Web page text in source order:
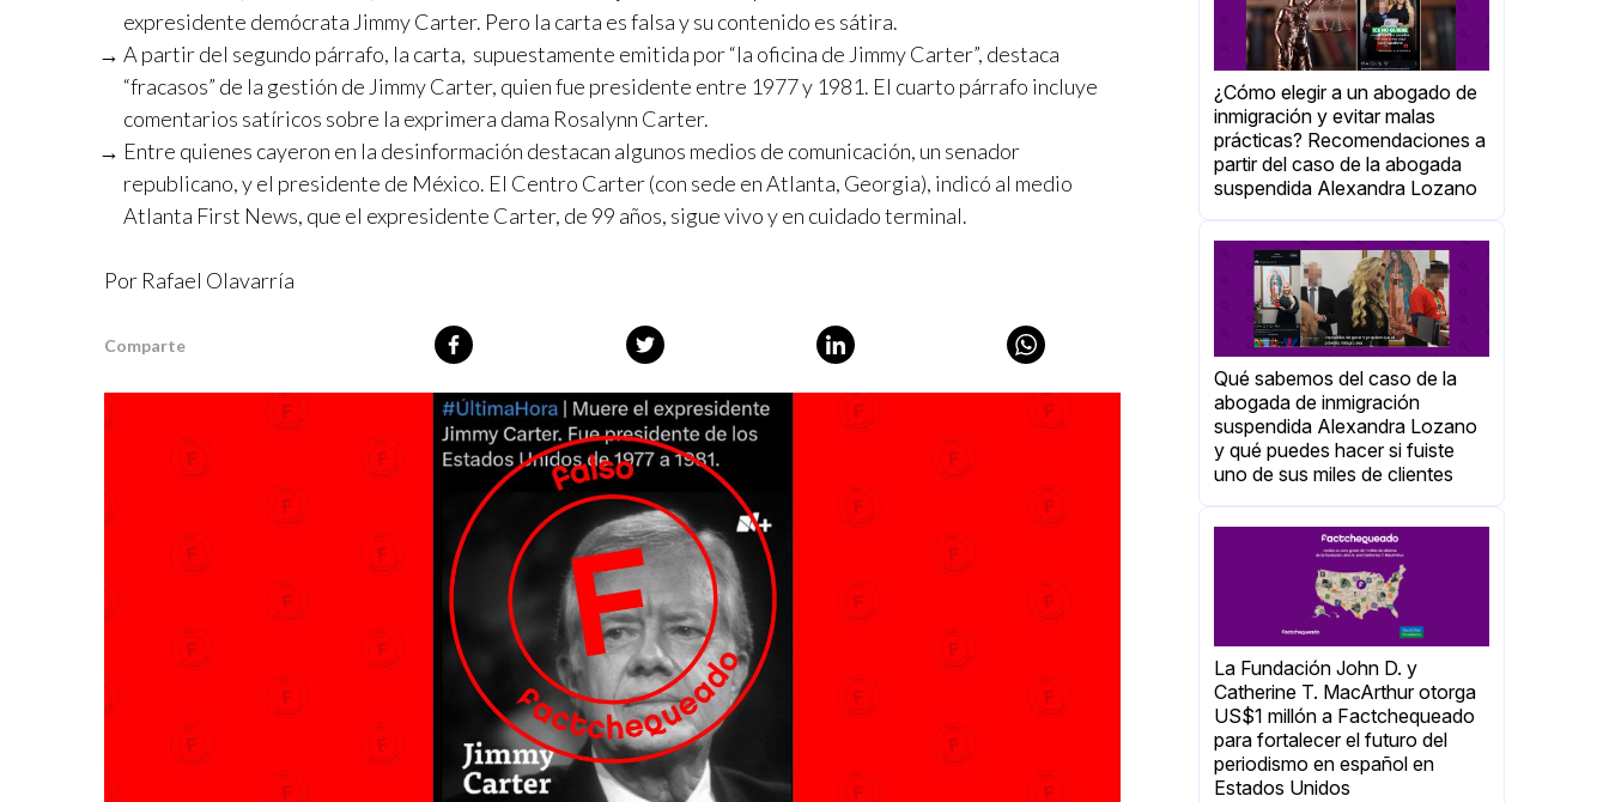
expresidente demócrata Jimmy Carter. Pero la carta es falsa y su contenido es sátira.
A partir del segundo párrafo, la carta, supuestamente emitida por “la oficina de Jimmy Carter”, destaca
“fracasos” de la gestión de Jimmy Carter, quien fue presidente entre 1977 y 1981. El cuarto párrafo incluye
comentarios satíricos sobre la exprimera dama Rosalynn Carter.
Entre quienes cayeron en la desinformación destacan algunos medios de comunicación, un senador
republicano, y el presidente de México. El Centro Carter (con sede en Atlanta, Georgia), indicó al medio
Atlanta First News, que el expresidente Carter, de 99 años, sigue vivo y en cuidado terminal.
Por Rafael Olavarría
Comparte
¿Cómo elegir a un abogado de
inmigración y evitar malas
prácticas? Recomendaciones a
partir del caso de la abogada
suspendida Alexandra Lozano
Qué sabemos del caso de la
abogada de inmigración
suspendida Alexandra Lozano
y qué puedes hacer si fuiste
uno de sus miles de clientes
La Fundación John D. y
Catherine T. MacArthur otorga
US$1 millón a Factchequeado
para fortalecer el futuro del
periodismo en español en
Estados Unidos